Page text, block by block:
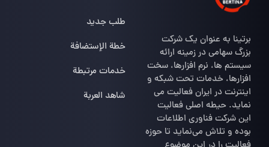
برتینا به عنوان یک شرکت
بزرگ سهامی در زمینه ارائه
سیستم ها، نرم افزارها، سخت
افزارها، خدمات تحت شبکه و
اینترنت در ایران فعالیت می
نماید. حیطه اصلی فعالیت
این شرکت فناوری اطلاعات
بوده و تلاش می‌نماید تا حوزه
طلب جديد
خطة الإستضافة
خدمات مرتبطة
شاهد العربة